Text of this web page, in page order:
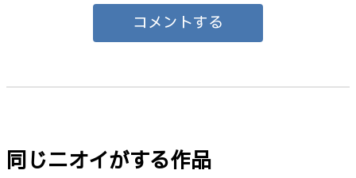
コメントする
同じニオイがする作品